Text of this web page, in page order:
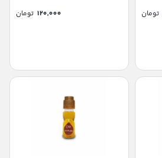
تومان ۱۲۰,۰۰۰ تومان